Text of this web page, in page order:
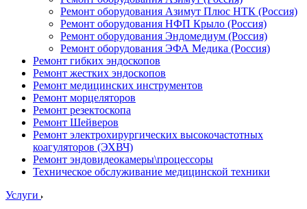
Ремонт оборудования Азимут Плюс НТК (Россия)
Ремонт оборудования НФП Крыло (Россия)
Ремонт оборудования Эндомедиум (Россия)
Ремонт оборудования ЭФА Медика (Россия)
Ремонт гибких эндоскопов
Ремонт жестких эндоскопов
Ремонт медицинских инструментов
Ремонт морцеляторов
Ремонт резектоскопа
Ремонт Шейверов
Ремонт электрохирургических высокочастотных
коагуляторов (ЭХВЧ)
Ремонт эндовидеокамеры\процессоры
Техническое обслуживание медицинской техники
Услуги